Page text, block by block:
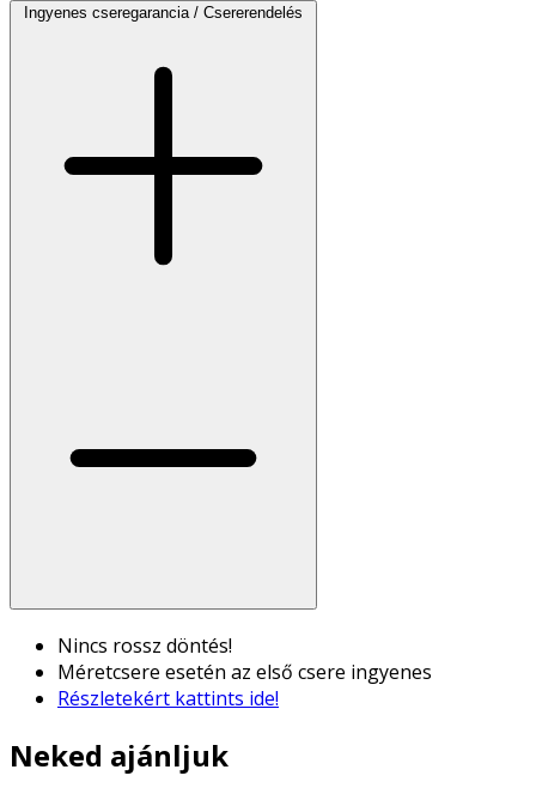
Ingyenes cseregarancia / Csererendelés
Nincs rossz döntés!
Méretcsere esetén az első csere ingyenes
Részletekért kattints ide!
Neked ajánljuk